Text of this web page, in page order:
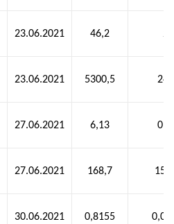
23.06.2021 46,2
23.06.2021 5300,5
27.06.2021 6,13
27.06.2021 168,7
30.06.2021 0,8155